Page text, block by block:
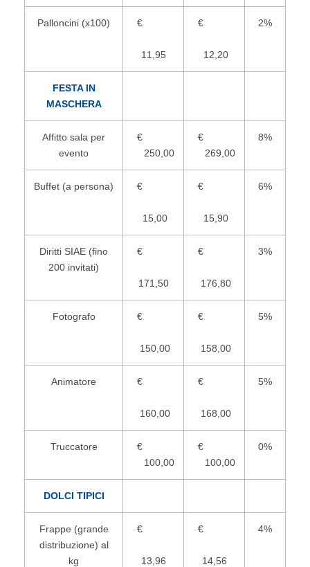
Palloncini (x100) €
11,95
€
12,20
2%
FESTA IN
MASCHERA
Affitto sala per
evento
€
250,00
€
269,00
8%
Buffet (a persona) €
15,00
€
15,90
6%
Diritti SIAE (fino
200 invitati)
€
171,50
€
176,80
3%
Fotografo €
150,00
€
158,00
5%
Animatore €
160,00
€
168,00
5%
Truccatore
€
100,00
€
100,00
0%
DOLCI TIPICI
Frappe (grande
distribuzione) al
kg
€
13,96
€
14,56
4%